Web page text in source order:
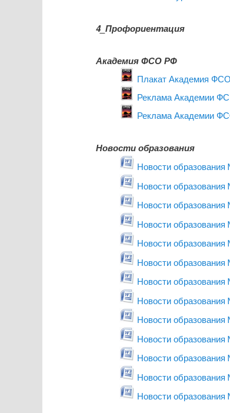
4_Профориентация
Академия ФСО РФ
Плакат Академия
Реклама Академии
Реклама Академии
Новости образования
Новости
Новости
Новости
Новости
Новости
Новости
Новости
Новости
Новости
Новости
Новости
Новости
Новости